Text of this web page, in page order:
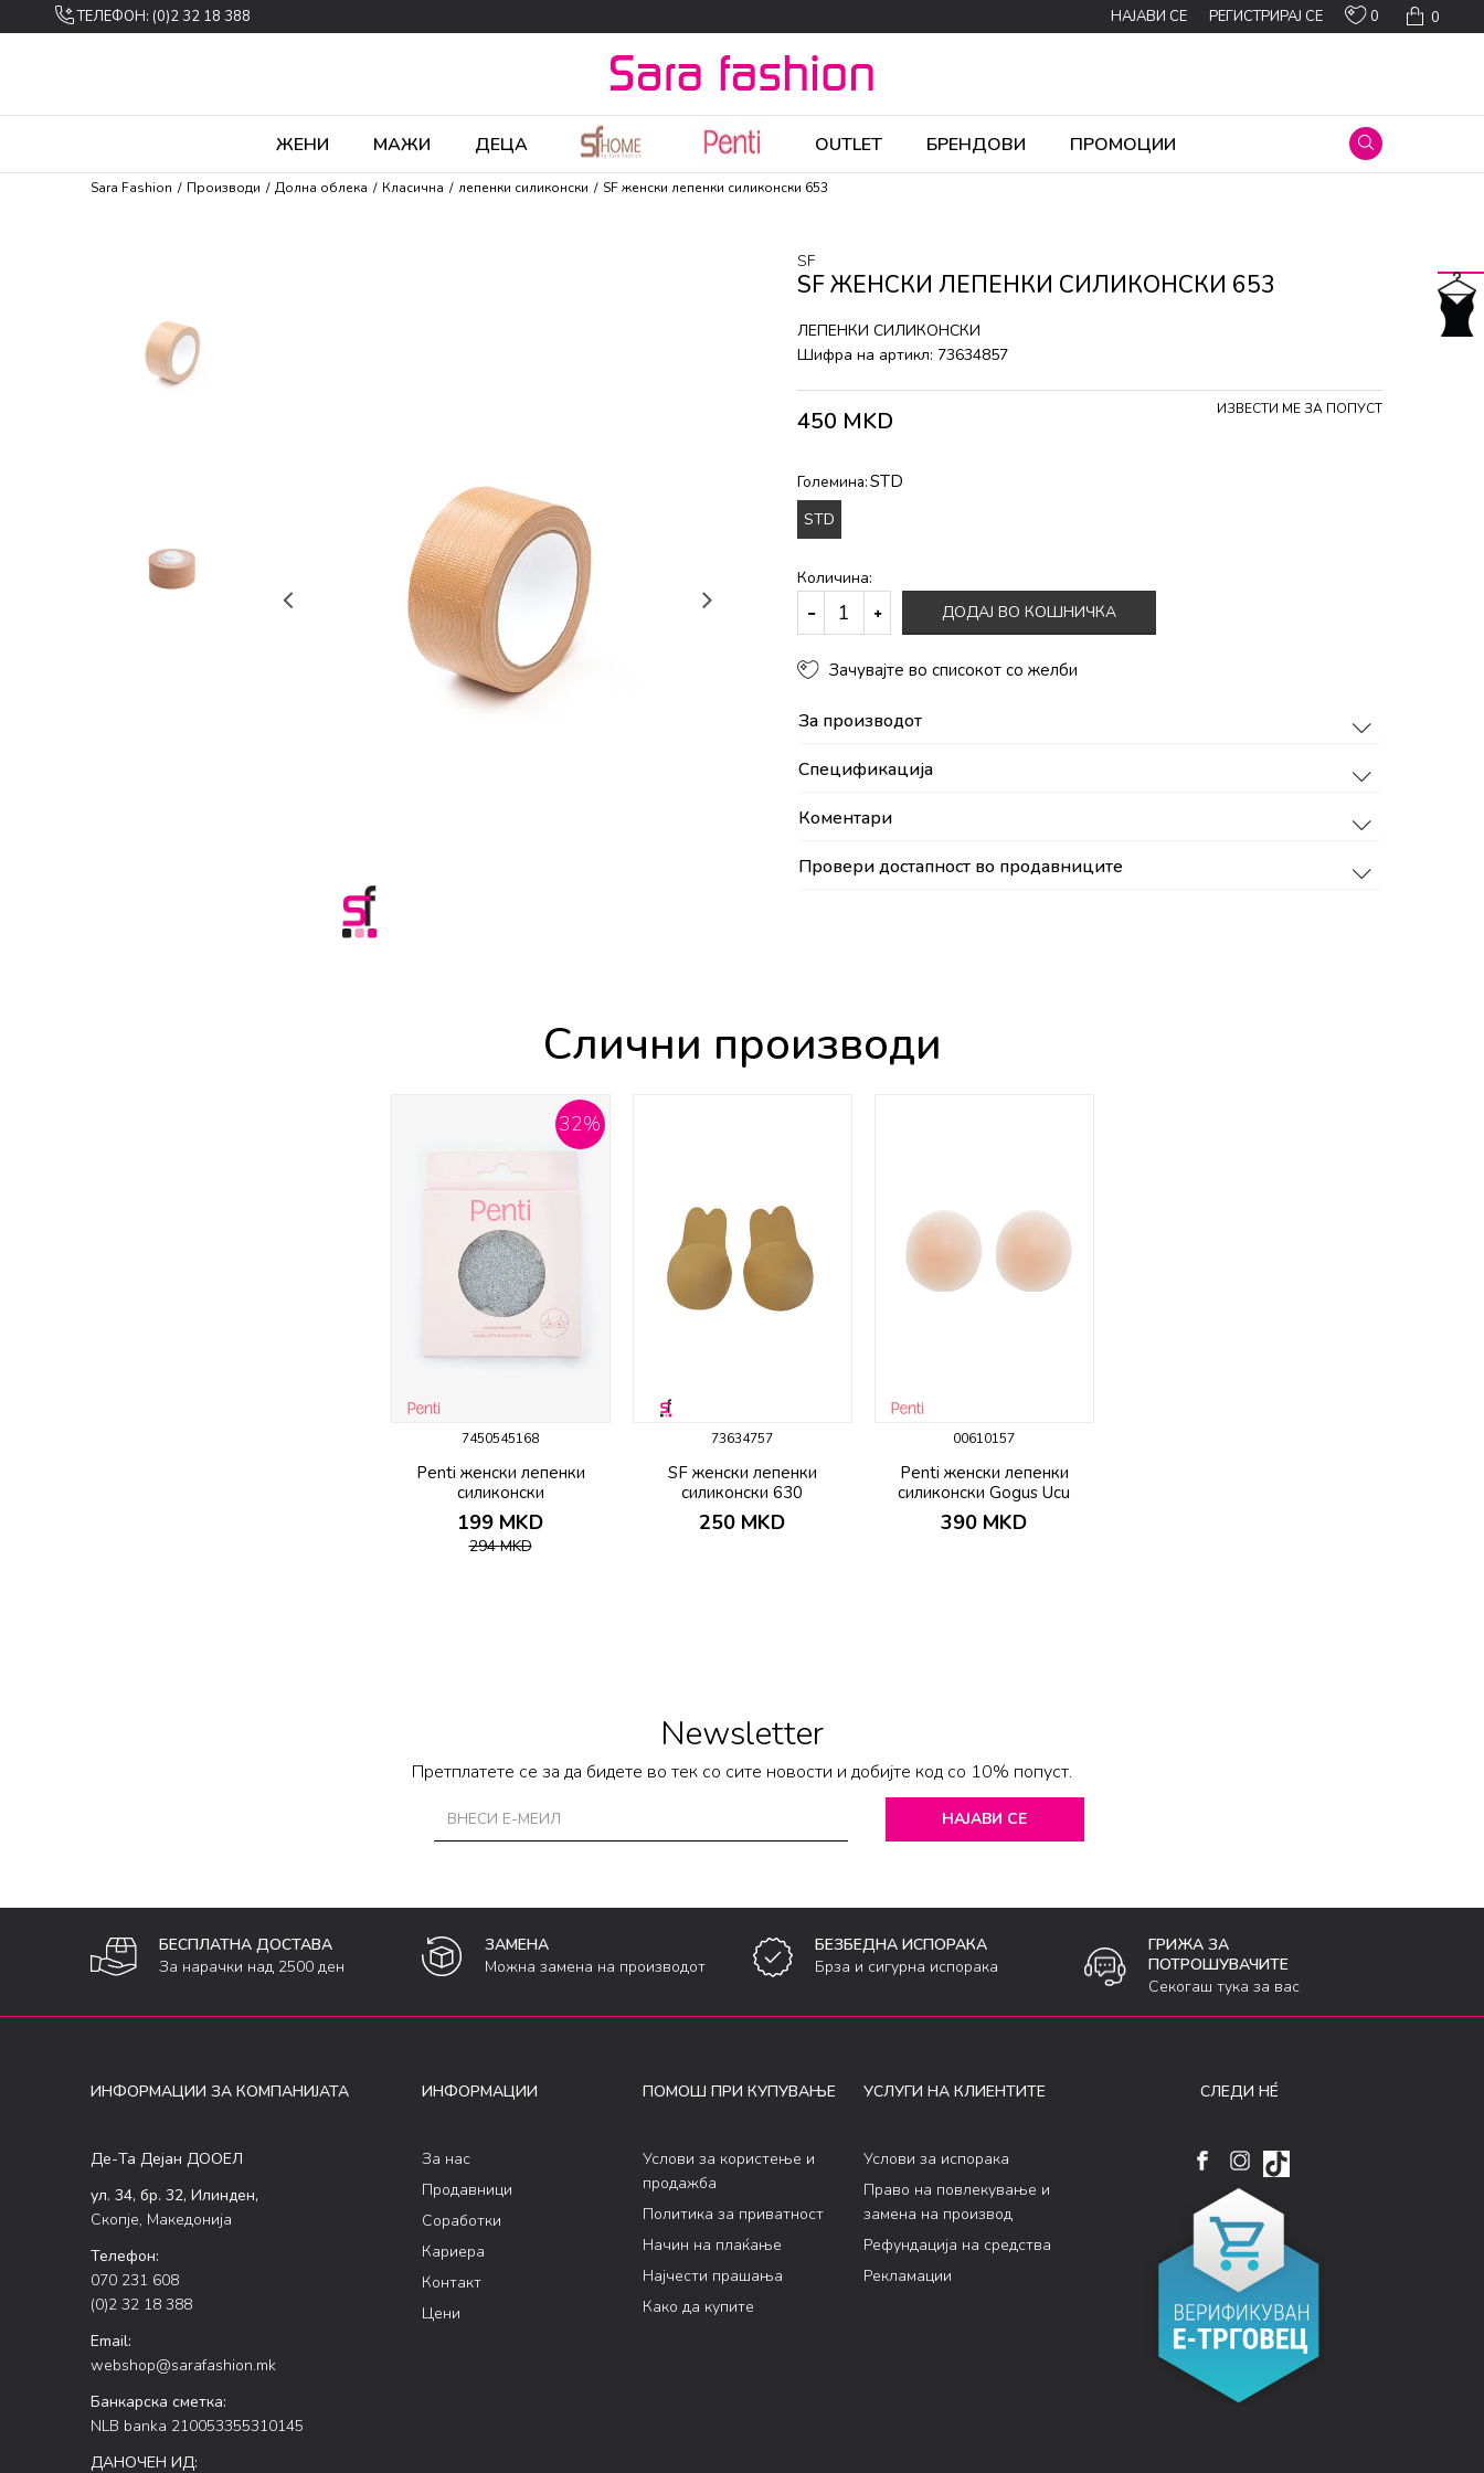
ТЕЛЕФОН: (0)2 32 18 388 0
0
НАЈАВИ СЕ РЕГИСТРИРАЈ СЕ
ЖЕНИ МАЖИ ДЕЦА OUTLET БРЕНДОВИ ПРОМОЦИИ
Sara Fashion Производи Долна облека Класична лепенки силиконски SF женски лепенки силиконски 653
SF
SF ЖЕНСКИ ЛЕПЕНКИ СИЛИКОНСКИ 653
ЛЕПЕНКИ СИЛИКОНСКИ
Шифра на артикл: 73634857
450 MKD ИЗВЕСТИ МЕ ЗА ПОПУСТ
Големина:STD
STD
Количина:
ДОДАЈ ВО КОШНИЧКА
Зачувајте во списокот со желби
За производот
Спецификација
Коментари
Провери достапност во продавниците
Слични производи
32%
7450545168
Penti женски лепенки
силиконски
199 MKD
294MKD
73634757
SF женски лепенки
силиконски 630
250 MKD
00610157
Penti женски лепенки
силиконски Gogus Ucu
Gizleyici
390 MKD
Newsletter
Претплатете се за да бидете во тек со сите новости и добијте код со 10% попуст.
НАЈАВИ СЕ
БЕСПЛАТНА ДОСТАВА
За нарачки над 2500 ден
ЗАМЕНА
Можна замена на производот
БЕЗБЕДНА ИСПОРАКА
Брза и сигурна испорака
ГРИЖА ЗА
ПОТРОШУВАЧИТЕ
Секогаш тука за вас
ИНФОРМАЦИИ ЗА КОМПАНИЈАТА
Де-Та Дејан ДООЕЛ
ул. 34, бр. 32, Илинден,
Скопје, Македонија
Телефон:
070 231 608
(0)2 32 18 388
Email:
webshop@sarafashion.mk
Банкарска сметка:
NLB banka 210053355310145
ДАНОЧЕН ИД:
ИНФОРМАЦИИ
За нас
Продавници
Соработки
Кариера
Контакт
Цени
ПОМОШ ПРИ КУПУВАЊЕ
Услови за користење и
продажба
Политика за приватност
Начин на плаќање
Најчести прашања
Како да купите
УСЛУГИ НА КЛИЕНТИТЕ
Услови за испорака
Право на повлекување и
замена на производ
Рефундација на средства
Рекламации
СЛЕДИ НÉ